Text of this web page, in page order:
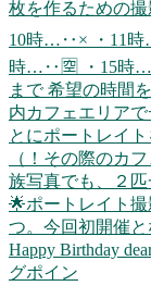
Happy Birthday
グポイン